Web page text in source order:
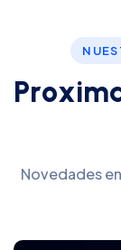
Proxim
Novedades